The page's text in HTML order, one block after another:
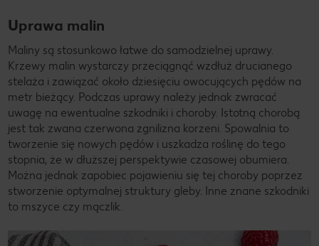
Uprawa malin
Maliny są stosunkowo łatwe do samodzielnej uprawy.
Krzewy malin wystarczy przeciągnąć wzdłuż drucianego
stelaża i zawiązać około dziesięciu owocujących pędów na
metr bieżący. Podczas uprawy należy jednak zwracać
uwagę na ewentualne szkodniki i choroby. Istotną chorobą
jest tak zwana czerwona zgnilizna korzeni. Spowalnia to
tworzenie się nowych pędów i uszkadza roślinę do tego
stopnia, że w dłuższej perspektywie czasowej obumiera.
Można jednak zapobiec pojawieniu się tej choroby poprzez
stworzenie optymalnej struktury gleby. Inne znane szkodniki
to mszyce czy mączlik.